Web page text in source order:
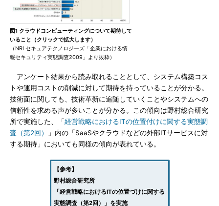
図1 クラウドコンピューティングについて期待して
いること（クリックで拡大します）
（NRI セキュアテクノロジーズ「企業における情
報セキュリティ実態調査2009」より抜粋）
アンケート結果から読み取れることとして、システム構築コス
トや運用コストの削減に対して期待を持っていることが分かる。
技術面に関しても、技術革新に追随していくことやシステムへの
信頼性を求める声が多いことが分かる。この傾向は野村総合研究
所で実施した、「経営戦略におけるITの位置付けに関する実態調
査（第2回）
」内の「SaaSやクラウドなどの外部ITサービスに対
する期待」においても同様の傾向が表れている。
【参考】
野村総合研究所
「経営戦略におけるITの位置づけに関する
実態調査（第2回）」を実施